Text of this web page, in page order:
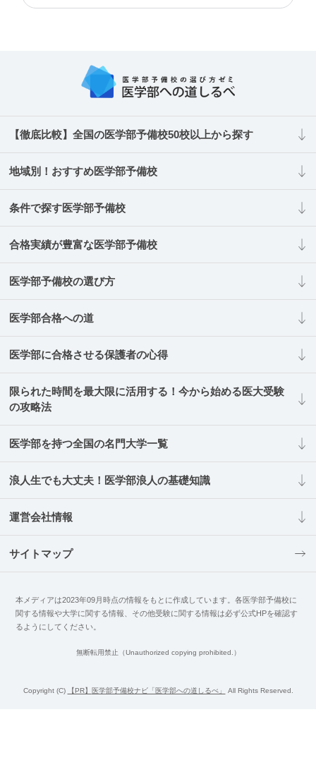
【徹底比較】全国の医学部予備校50校以上から探す
地域別！おすすめ医学部予備校
条件で探す医学部予備校
合格実績が豊富な医学部予備校
医学部予備校の選び方
医学部合格への道
医学部に合格させる保護者の心得
限られた時間を最大限に活用する！今から始める医大受験
の攻略法
医学部を持つ全国の名門大学一覧
浪人生でも大丈夫！医学部浪人の基礎知識
運営会社情報
サイトマップ
本メディアは2023年09月時点の情報をもとに作成しています。各医学部予備校に
関する情報や大学に関する情報、その他受験に関する情報は必ず公式HPを確認す
るようにしてください。
無断転用禁止（Unauthorized copying prohibited.）
Copyright (C) 医学部予備校ナビ「医学部への道しるべ」 All Rights Reserved.